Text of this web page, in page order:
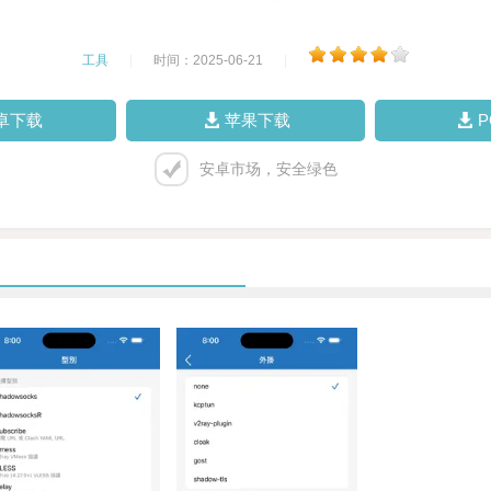
工具 时间：2025-06-21
下载 苹果下载
安卓市场，安全绿色